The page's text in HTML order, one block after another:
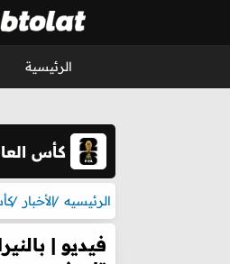
الرئيسية
كأس العالم
الرئيسيه الأخبار
فيديو |